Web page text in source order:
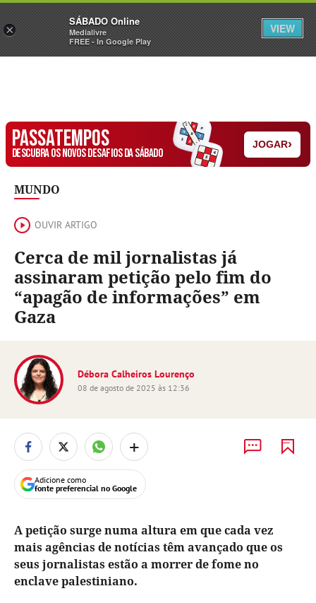
Sábado Assine Iniciar Sessão
PASSATEMPOS
DESCUBRA OS NOVOS DESAFIOS DA SÁBADO
JOGAR›
MUNDO
OUVIR ARTIGO
Cerca de mil jornalistas já
assinaram petição pelo fim do
“apagão de informações” em
Gaza
Débora Calheiros Lourenço
08 de agosto de 2025 às 12:36
+
Adicione como
fonte preferencial no Google
A petição surge numa altura em que cada vez
mais agências de notícias têm avançado que os
seus jornalistas estão a morrer de fome no
enclave palestiniano.
×
SÁBADO Online
Medialivre
FREE - In Google Play
VIEW